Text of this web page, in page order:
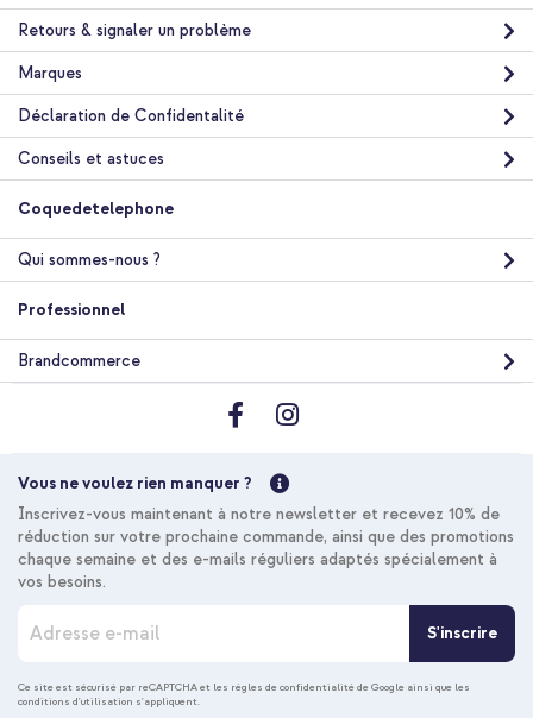
Retours & signaler un problème
Marques
Déclaration de Confidentalité
Conseils et astuces
Coquedetelephone
Qui sommes-nous ?
Professionnel
Brandcommerce
Vous ne voulez rien manquer ?
Inscrivez-vous maintenant à notre newsletter et recevez 10% de
réduction sur votre prochaine commande, ainsi que des promotions
chaque semaine et des e-mails réguliers adaptés spécialement à
vos besoins.
c
r
S'inscrire
Ce site est sécurisé par reCAPTCHA et les règles de confidentialité de Google ainsi que les
conditions d'utilisation s'appliquent.